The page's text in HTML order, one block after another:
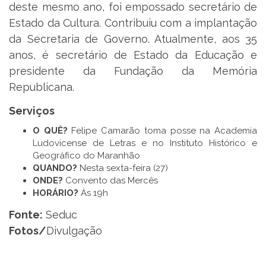
deste mesmo ano, foi empossado secretário de
Estado da Cultura. Contribuiu com a implantação
da Secretaria de Governo. Atualmente, aos 35
anos, é secretário de Estado da Educação e
presidente da Fundação da Memória
Republicana.
Serviços
O QUÊ? Felipe Camarão toma posse na Academia
Ludovicense de Letras e no Instituto Histórico e
Geográfico do Maranhão
QUANDO? Nesta sexta-feira (27)
ONDE? Convento das Mercês
HORÁRIO? Às 19h
Fonte: Seduc
Fotos/Divulgação